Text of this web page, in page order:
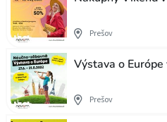
Prešov
Výstava o Európe
Prešov